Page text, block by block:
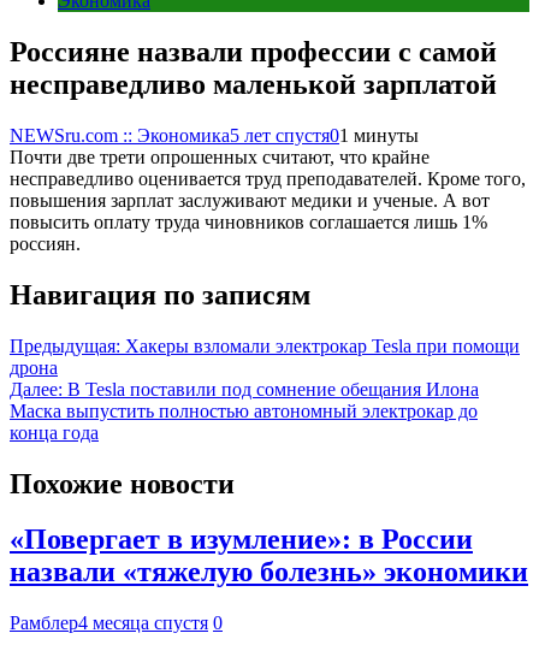
Россияне назвали профессии с самой
несправедливо маленькой зарплатой
NEWSru.com :: Экономика5 лет спустя01 минуты
Почти две трети опрошенных считают, что крайне
несправедливо оценивается труд преподавателей. Кроме того,
повышения зарплат заслуживают медики и ученые. А вот
повысить оплату труда чиновников соглашается лишь 1%
россиян.
Навигация по записям
Предыдущая: Хакеры взломали электрокар Tesla при помощи
дрона
Далее: В Tesla поставили под сомнение обещания Илона
Маска выпустить полностью автономный электрокар до
конца года
Похожие новости
«Повергает в изумление»: в России
назвали «тяжелую болезнь» экономики
Рамблер4 месяца спустя 0